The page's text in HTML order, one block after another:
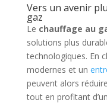
Vers un avenir
gaz
Le chauffage au
solutions plus
technologiques. En
modernes et un
peuvent alors
tout en profitant